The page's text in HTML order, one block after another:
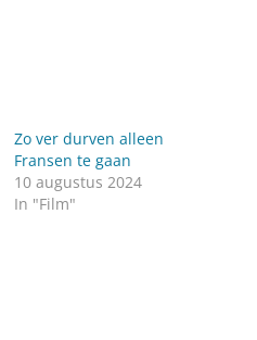
Zo ver durven alleen
Fransen te gaan
10 augustus 2024
In "Film"